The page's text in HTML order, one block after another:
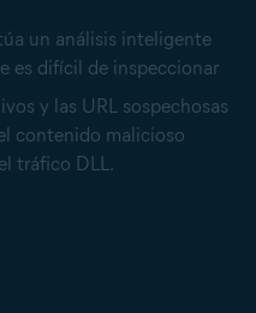
un análisis inteligente
es difícil de inspeccionar
y las URL sospechosas
contenido malicioso
tráfico DLL.